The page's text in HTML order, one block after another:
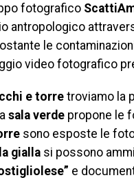
fotografico
antropologico
le
video fotografico
e torretroviamo la
sala verde propone le
sono esposte le
gialla si possono
e